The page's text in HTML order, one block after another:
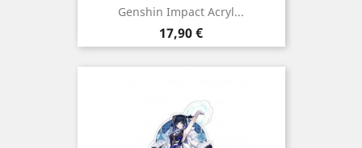
Genshin Impact Acryl...
Preço
17,90 €